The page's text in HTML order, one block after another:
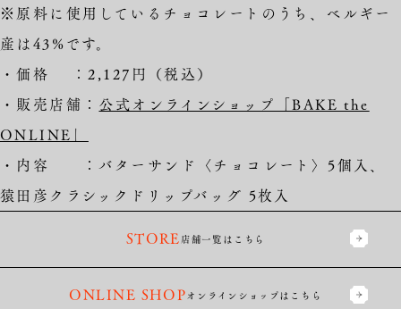
※原料に使用しているチョコレートのうち、ベルギー
産は43%です。
・価格 ：2,127円（税込）
・販売店舗： 公式オンラインショップ「BAKE the
ONLINE」
・内容 ：バターサンド〈チョコレート〉5個入、
猿田彦クラシックドリップバッグ 5枚入
STORE店舗一覧はこちら
ONLINE SHOPオンラインショップは こちら